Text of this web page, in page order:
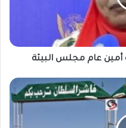
عام مجلس البيئة